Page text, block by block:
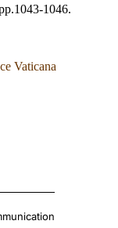
1046.
Vaticana